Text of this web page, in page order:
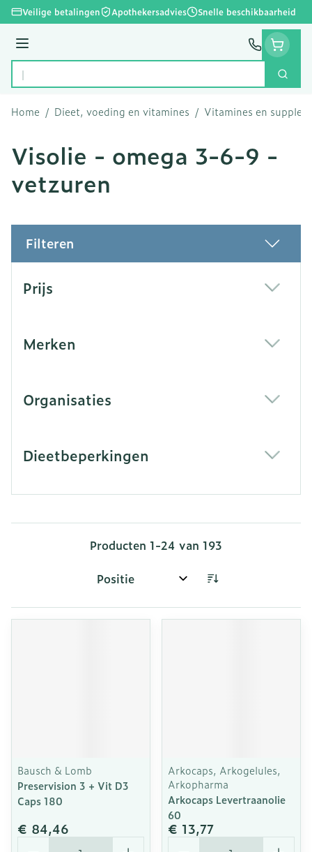
Ga naar de inhoud
Veilige betalingen Apothekersadvies Snelle beschikbaarheid
Menu
Product, merk, categorie...
Zoek
Home / Dieet, voeding en vitamines / Vitamines en
Visolie - omega 3-6-9 -
vetzuren
Filteren
Prijs
Merken
Organisaties
Dieetbeperkingen
Producten 1-24 van 193
Sorteer op:
Bausch & Lomb
Preservision 3 + Vit D3
Caps 180
€ 84,46
Aantal
Arkocaps, Arkogelules,
Arkopharma
Arkocaps Levertraanolie
60
€ 13,77
Aantal